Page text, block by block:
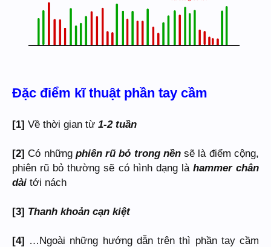
Đặc điểm kĩ thuật phần tay cầm
[1] Về thời gian từ 1-2 tuần
[2]Có những phiên rũ bỏ trong nềnsẽ là điểm cộng,
phiên rũ bỏ thường sẽ có hình dạng là hammer chân
dài tới nách
[3] Thanh khoản cạn kiệt
[4] …Ngoài những hướng dẫn trên thì phần tay cầm